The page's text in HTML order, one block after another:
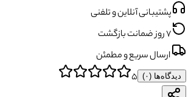
پشتیبانی آنلاین و تلفنی
۷ روز ضمانت بازگشت
ارسال سریع و مطمئن
دیدگاه‌ها (۰) ۵